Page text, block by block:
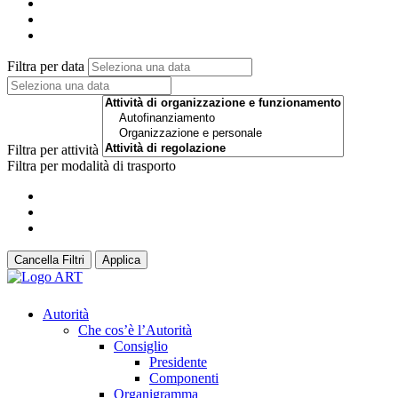
Filtra per data
Filtra per attività
Filtra per modalità di trasporto
Cancella Filtri Applica
Autorità
Che cos’è l’Autorità
Consiglio
Presidente
Componenti
Organigramma